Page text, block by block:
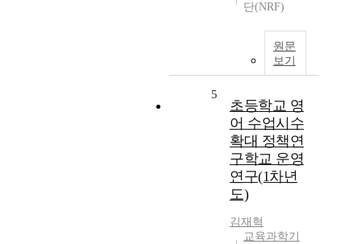
단(NRF)
원문
보기
5
초등학교 영
어 수업시수
확대 정책연
구학교 운영
연구(1차년
도)
김재혁
교육과학기